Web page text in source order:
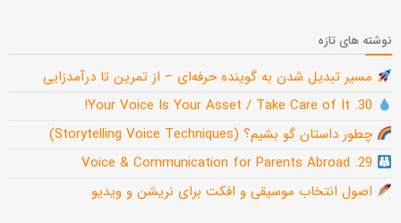
نوشته های تازه
مسیر تبدیل شدن به گوینده حرفه‌ای – از تمرین تا درآمدزایی
چطور داستان گو بشیم؟ (Storytelling Voice Techniques)
اصول انتخاب موسیقی و افکت برای نریشن و ویدیو